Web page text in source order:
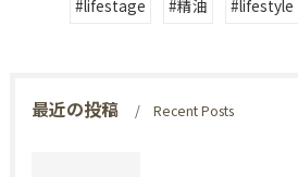
#lifestage #精油 #lifestyle
最近の投稿 Recent Posts